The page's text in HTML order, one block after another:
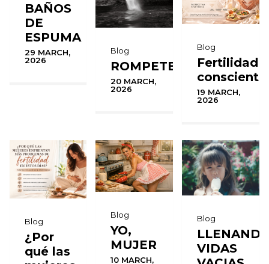
BAÑOS
DE
ESPUMA
29 MARCH,
2026
Blog
ROMPETE
20 MARCH,
2026
Blog
Fertilidad
consciente
19 MARCH,
2026
Blog
¿Por
qué las
Blog
YO,
MUJER
10 MARCH,
Blog
VIDAS